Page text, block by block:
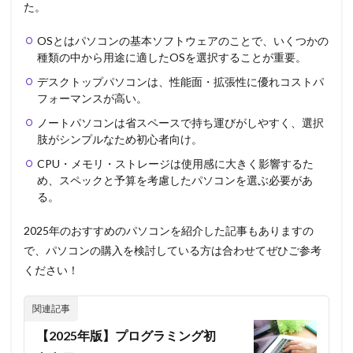
た。
OSとはパソコンの基本ソフトウェアのことで、いくつかの
種類の中から用途に適したOSを選択することが重要。
デスクトップパソコンは、性能面・拡張性に優れコストパ
フォーマンスが高い。
ノートパソコンは省スペースで持ち運びがしやすく、選択
肢がシンプルなため初心者向け。
CPU・メモリ・ストレージは使用感に大きく影響するた
め、スペックと予算を考慮したパソコンを選ぶ必要があ
る。
2025年のおすすめのパソコンを紹介した記事もありますの
で、パソコンの購入を検討している方は合わせてぜひご参考
ください！
【2025年版】プログラミング初